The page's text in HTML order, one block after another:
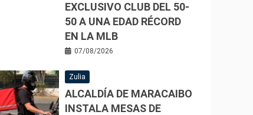
EXCLUSIVO CLUB DEL 50-
50 A UNA EDAD RÉCORD
EN LA MLB
07/08/2026
Zulia
ALCALDÍA DE MARACAIBO
INSTALA MESAS DE